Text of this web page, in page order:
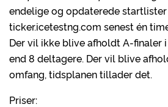
endelige og opdaterede startlister
ticker.icetestng.com senest én
Der vil ikke blive afholdt A-finaler
end 8 deltagere. Der vil blive
omfang, tidsplanen tillader det.
Priser: